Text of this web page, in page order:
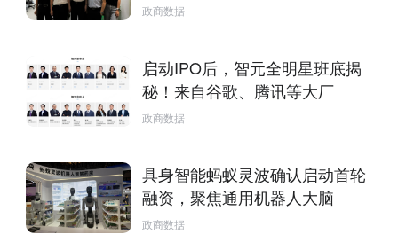
政商数据
启动IPO后，智元全明星班底揭
秘！来自谷歌、腾讯等大厂
政商数据
具身智能蚂蚁灵波确认启动首轮
融资，聚焦通用机器人大脑
政商数据